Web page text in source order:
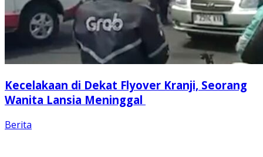
Kecelakaan di Dekat Flyover Kranji, Seorang
Wanita Lansia Meninggal
Berita